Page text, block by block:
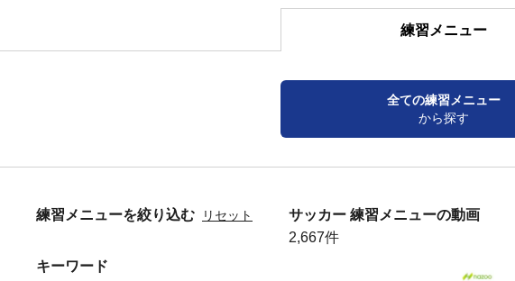
練習メニュー
全ての練習メニュー
から探す
練習メニューを絞り込む リセット
キーワード
サッカー 練習メニューの動画
2,667件